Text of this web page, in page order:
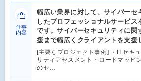
仕事
内容
幅広い業界に対して、サイバーセ
したプロフェッショナルサービス
です。サイバーセキュリティに関
援まで幅広くクライアントを支援
[主要なプロジェクト事例] ・ITセキ
リティアセスメント・ロードマッ
のセ…